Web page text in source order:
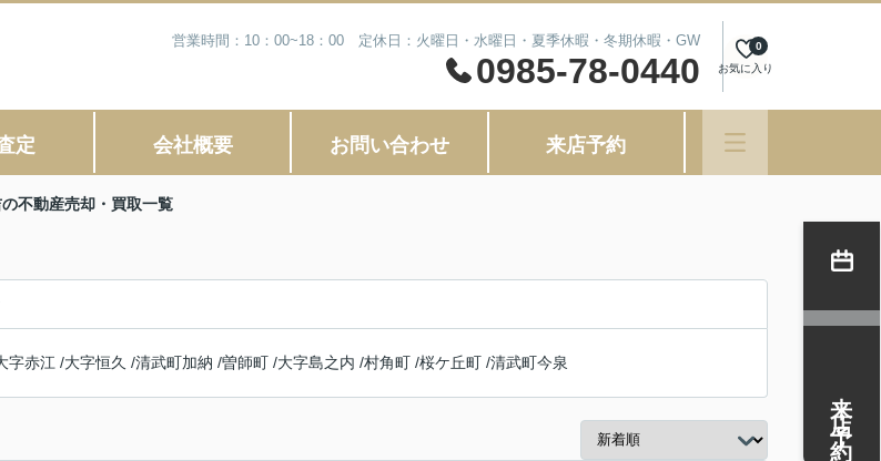
営業時間：10：00~18：00 定休日：火曜日・水曜日・夏季休暇・冬期休暇・GW
0985-78-0440 お気に入り
0
定 会社概要 お問い合わせ 来店予約
不動産売却・買取一覧
字赤江 /大字恒久 /清武町加納 /曽師町 /大字島之内 /村角町 /桜ケ丘町 /清武町今泉
来店予約